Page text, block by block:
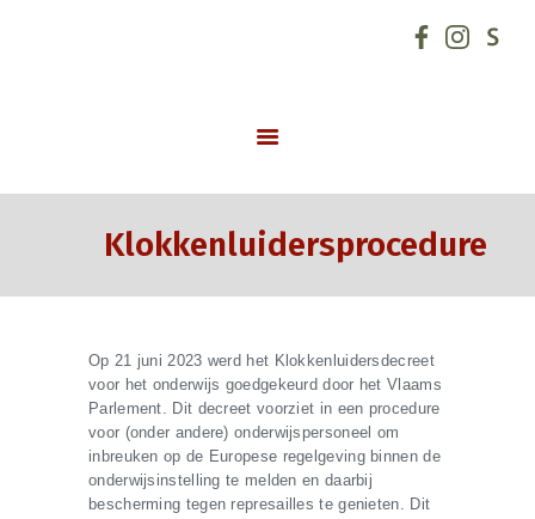
Klokkenluidersprocedure
NIEUWS
INSCHRIJVINGEN
SCHOOLTEAM
SCHOOLUREN
ONDERSTEUNING
CONTACT
Op 21 juni 2023 werd het Klokkenluidersdecreet
voor het onderwijs goedgekeurd door het Vlaams
Parlement. Dit decreet voorziet in een procedure
voor (onder andere) onderwijspersoneel om
inbreuken op de Europese regelgeving binnen de
onderwijsinstelling te melden en daarbij
bescherming tegen represailles te genieten. Dit